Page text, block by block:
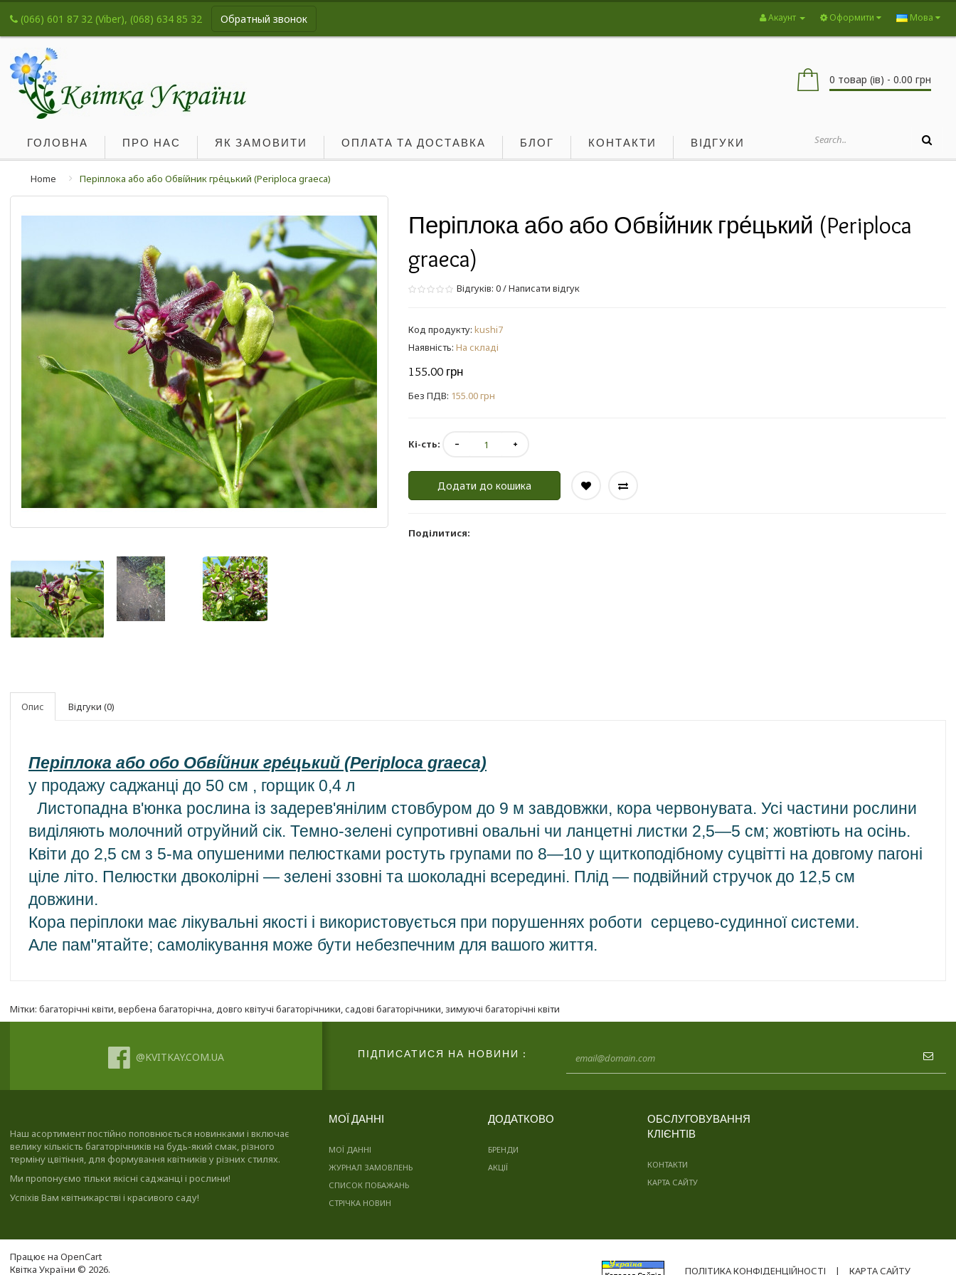
Мова
Акаунт Оформити
(066) 601 87 32 (Viber), (068) 634 85 32 Обратный звонок
0 товар (ів) - 0.00 грн
ГОЛОВНА ПРО НАС ЯК ЗАМОВИТИ ОПЛАТА ТА ДОСТАВКА БЛОГ КОНТАКТИ ВІДГУКИ
Home Періплока або або Обві́йник гре́цький (Periploca graeca)
Періплока або або Обві́йник гре́цький (Periploca
graeca)
Відгуків: 0/Написати відгук
Код продукту: kushi7
Наявність: На складі
155.00 грн
Без ПДВ: 155.00 грн
Кі-сть:
Додати до кошика
Поділитися:
Опис Відгуки (0)
Періплока або обо Обві́йник гре́цький (Periploca graeca)
у продажу саджанці до 50 см , горщик 0,4 л
Листопадна в'юнка рослина із задерев'янілим стовбуром до 9 м завдовжки, кора червонувата. Усі частини рослини
виділяють молочний отруйний сік. Темно-зелені супротивні овальні чи ланцетні листки 2,5—5 см; жовтіють на осінь.
Квіти до 2,5 см з 5-ма опушеними пелюстками ростуть групами по 8—10 у щиткоподібному суцвітті на довгому пагоні
ціле літо. Пелюстки двоколірні — зелені ззовні та шоколадні всередині. Плід — подвійний стручок до 12,5 см
довжини.
Кора періплоки має лікувальні якості і використовується при порушеннях роботи серцево-судинної системи.
Але пам"ятайте; самолікування може бути небезпечним для вашого життя.
Мітки: багаторічні квіти,вербена багаторічна,довго квітучі багаторічники,садові багаторічники,зимуючі багаторічні квіти
@KVITKAY.COM.UA ПІДПИСАТИСЯ НА НОВИНИ :
Наш асортимент постійно поповнюється новинками і включає
велику кількість багаторічників на будь-який смак, різного
терміну цвітіння, для формування квітників у різних стилях.
Ми пропонуємо тільки якісні саджанці і рослини!
Успіхів Вам квітникарстві і красивого саду!
МОЇ ДАННІ
МОЇ ДАННІ
ЖУРНАЛ ЗАМОВЛЕНЬ
СПИСОК ПОБАЖАНЬ
СТРІЧКА НОВИН
ДОДАТКОВО
БРЕНДИ
АКЦІЇ
ОБСЛУГОВУВАННЯ
КЛІЄНТІВ
КОНТАКТИ
КАРТА САЙТУ
Працює на OpenCart
Квітка України © 2026.
ПОЛІТИКА КОНФІДЕНЦІЙНОСТІ | КАРТА САЙТУ